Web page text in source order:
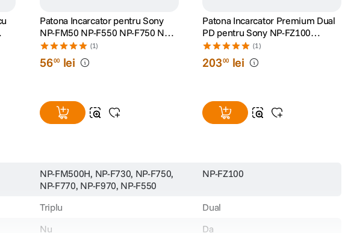
Patona Incarcator pentru Sony
NP-FM50 NP-F550 NP-F750 NP-
F970
(1)
5600 lei
Patona Incarcator Premium Dual
PD pentru Sony NP-FZ100
Intrare/iesire USB-C
(1)
20300 lei
NP-FM500H, NP-F730, NP-F750,
NP-F770, NP-F970, NP-F550
NP-FZ100
Triplu
Dual
Nu
Da